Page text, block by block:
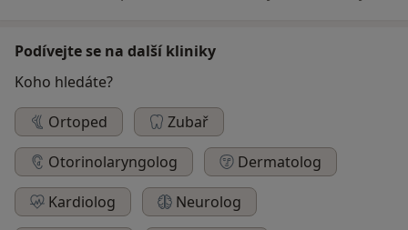
Podívejte se na další kliniky
Koho hledáte?
Ortoped
Zubař
Otorinolaryngolog
Dermatolog
Kardiolog
Neurolog